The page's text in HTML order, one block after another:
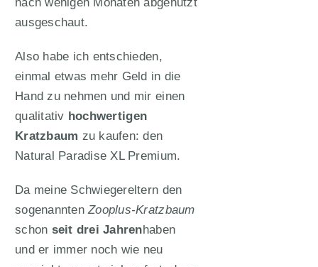
ausgeschaut.
Also habe ich entschieden,
einmal etwas mehr Geld in die
Hand zu nehmen und mir einen
qualitativ hochwertigen
Kratzbaum zu kaufen: den
Natural Paradise XL Premium.
Da meine Schwiegereltern den
sogenanntenZooplus-Kratzbaum
schon seit drei Jahrenhaben
und er immer noch wie neu